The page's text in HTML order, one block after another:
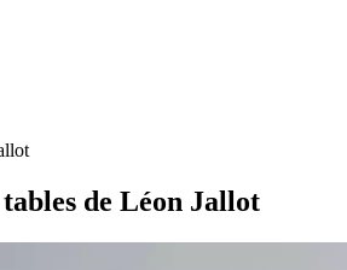
de Léon Jallot